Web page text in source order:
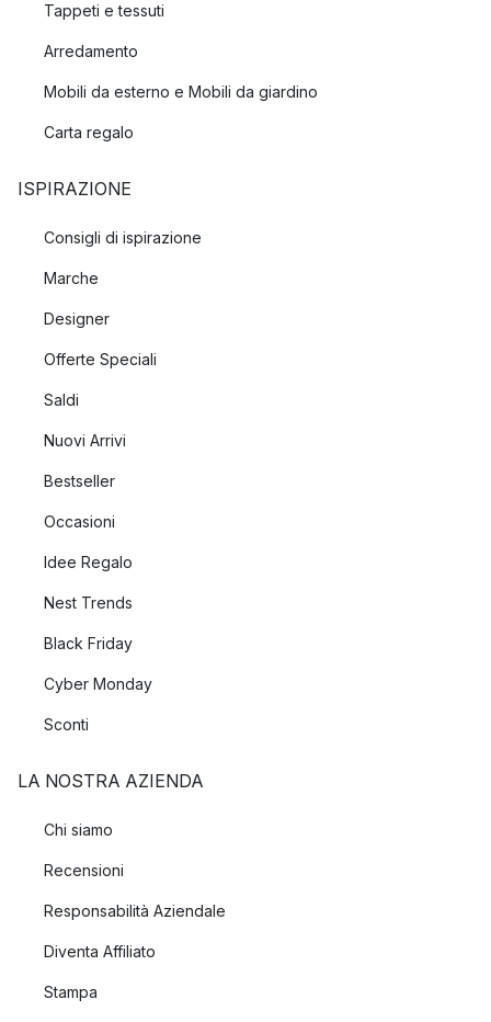
Tappeti e tessuti
Arredamento
Mobili da esterno e Mobili da giardino
Carta regalo
ISPIRAZIONE
Consigli di ispirazione
Marche
Designer
Offerte Speciali
Saldi
Nuovi Arrivi
Bestseller
Occasioni
Idee Regalo
Nest Trends
Black Friday
Cyber Monday
Sconti
LA NOSTRA AZIENDA
Chi siamo
Recensioni
Responsabilità Aziendale
Diventa Affiliato
Stampa